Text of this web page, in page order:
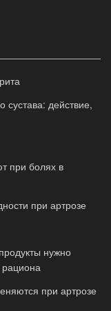
сустава: действие,
при болях в
при артрозе
нужно
рациона
при артрозе